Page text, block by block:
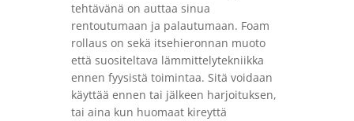
tehtävänä on auttaa sinua
rentoutumaan ja palautumaan. Foam
rollaus on sekä itsehieronnan muoto
että suositeltava lämmittelytekniikka
ennen fyysistä toimintaa. Sitä voidaan
käyttää ennen tai jälkeen harjoituksen,
tai aina kun huomaat kireyttä